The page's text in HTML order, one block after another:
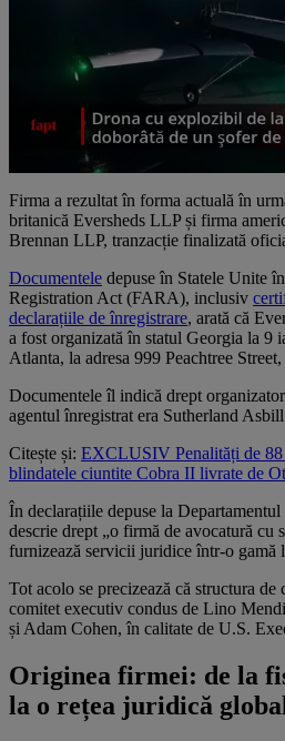
Firma a rezultat în forma actuală în
britanică Eversheds LLP și firma
Brennan LLP, tranzacție finalizată
Documentele depuse în Statele Unite
Registration Act (FARA), inclusiv
declarațiile de înregistrare, arată că
a fost organizată în statul Georgia la 9
Atlanta, la adresa 999 Peachtree
Documentele îl indică drept
agentul înregistrat era Sutherland
Citește și: EXCLUSIV Penalități de 88
blindatele ciuntite Cobra II livrate de
În declarațiile depuse la
descrie drept „o firmă de avocatură cu
furnizează servicii juridice într-o gamă
Tot acolo se precizează că structura de
comitet executiv condus de Lino
și Adam Cohen, în calitate de U.S.
Originea firmei: de la
la o rețea juridică